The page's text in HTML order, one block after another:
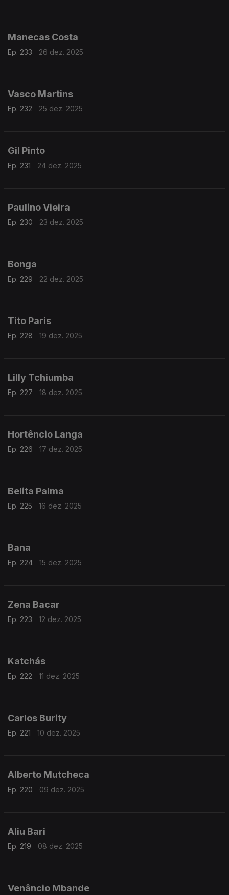
Manecas Costa
Ep. 233 26 dez. 2025
Vasco Martins
Ep. 232 25 dez. 2025
Gil Pinto
Ep. 231 24 dez. 2025
Paulino Vieira
Ep. 230 23 dez. 2025
Bonga
Ep. 229 22 dez. 2025
Tito Paris
Ep. 228 19 dez. 2025
Lilly Tchiumba
Ep. 227 18 dez. 2025
Hortêncio Langa
Ep. 226 17 dez. 2025
Belita Palma
Ep. 225 16 dez. 2025
Bana
Ep. 224 15 dez. 2025
Zena Bacar
Ep. 223 12 dez. 2025
Katchás
Ep. 222 11 dez. 2025
Carlos Burity
Ep. 221 10 dez. 2025
Alberto Mutcheca
Ep. 220 09 dez. 2025
Aliu Bari
Ep. 219 08 dez. 2025
Venâncio Mbande